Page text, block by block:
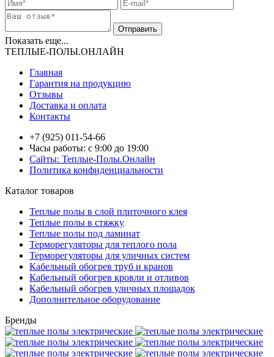
Показать еще...
ТЕПЛЫЕ-ПОЛЫ.ОНЛАЙН
Главная
Гарантия на продукцию
Отзывы
Доставка и оплата
Контакты
+7 (925) 011-54-66
Часы работы: с 9:00 до 19:00
Сайты: Теплые-Полы.Онлайн
Политика конфиденциальности
Каталог товаров
Теплые полы в слой плиточного клея
Теплые полы в стяжку
Теплые полы под ламинат
Терморегуляторы для теплого пола
Терморегуляторы для уличных систем
Кабельный обогрев труб и кранов
Кабельный обогрев кровли и отливов
Кабельный обогрев уличных площадок
Дополнительное оборудование
Бренды